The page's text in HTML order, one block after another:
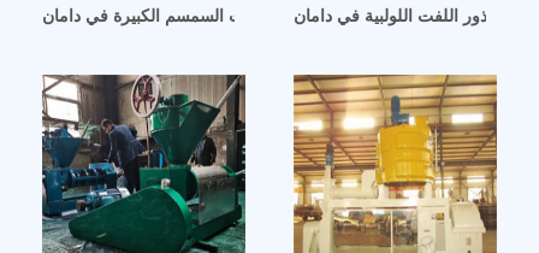
آلات مطحنة زيت السمسم الكبيرة في دامانبذور اللفت اللولبية في دامان